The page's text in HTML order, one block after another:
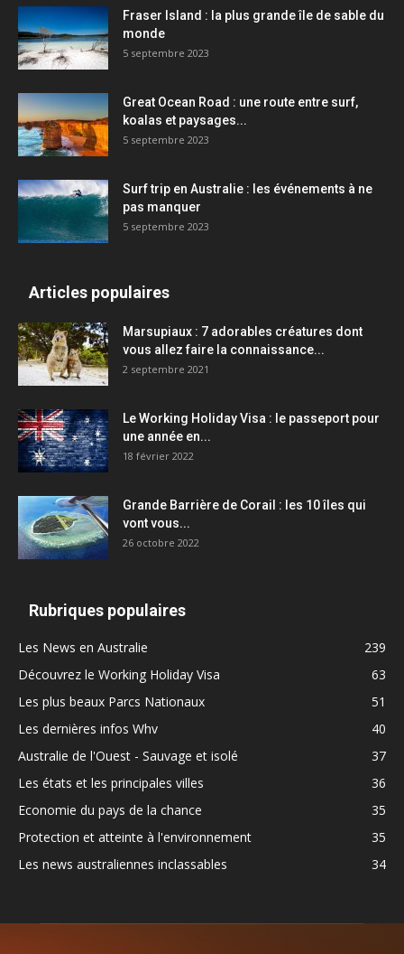
Fraser Island : la plus grande île de sable du
monde
5 septembre 2023
Great Ocean Road : une route entre surf,
koalas et paysages...
5 septembre 2023
Surf trip en Australie : les événements à ne
pas manquer
5 septembre 2023
Articles populaires
Marsupiaux : 7 adorables créatures dont
vous allez faire la connaissance...
2 septembre 2021
Le Working Holiday Visa : le passeport pour
une année en...
18 février 2022
Grande Barrière de Corail : les 10 îles qui
vont vous...
26 octobre 2022
Rubriques populaires
Les News en Australie
239
Découvrez le Working Holiday Visa
63
Les plus beaux Parcs Nationaux
51
Les dernières infos Whv
40
Australie de l'Ouest - Sauvage et isolé
37
Les états et les principales villes
36
Economie du pays de la chance
35
Protection et atteinte à l'environnement
35
Les news australiennes inclassables
34